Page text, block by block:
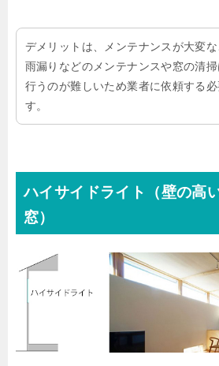
デメリットは、メンテナンスが大変な
雨漏りなどのメンテナンスや窓の清
行うのが難しいため業者に依頼する必
す。
ハイサイドライト（壁の高
窓）